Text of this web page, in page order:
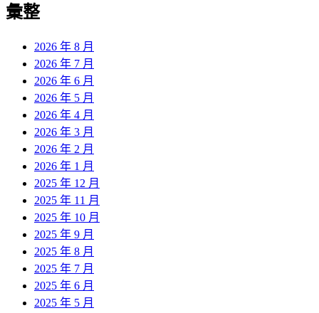
彙整
2026 年 8 月
2026 年 7 月
2026 年 6 月
2026 年 5 月
2026 年 4 月
2026 年 3 月
2026 年 2 月
2026 年 1 月
2025 年 12 月
2025 年 11 月
2025 年 10 月
2025 年 9 月
2025 年 8 月
2025 年 7 月
2025 年 6 月
2025 年 5 月